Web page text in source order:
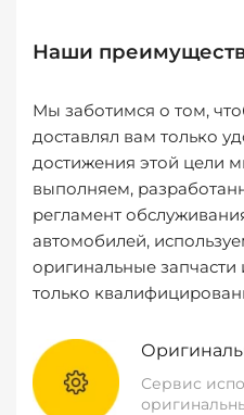
Наши
Мы заботимся о том,
доставлял вам только
достижения этой цели
выполняем,
регламент
автомобилей,
оригинальные
только
Сервис